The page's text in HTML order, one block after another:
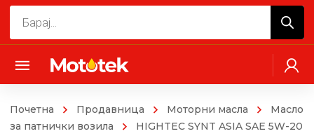
Почетна Продавница Моторни масла
Mасло
за патнички возила
HIGHTEC SYNT ASIA SAE 5W-20